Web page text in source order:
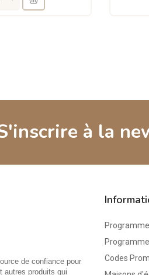
à la
de confiance pour
autres produits qui
Codes